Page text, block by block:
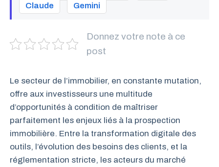
Claude
Gemini
Donnez votre note à ce
post
Le secteur de l’immobilier, en constante mutation,
offre aux investisseurs une multitude
d’opportunités à condition de maîtriser
parfaitement les enjeux liés à la prospection
immobilière. Entre la transformation digitale des
outils, l’évolution des besoins des clients, et la
réglementation stricte, les acteurs du marché